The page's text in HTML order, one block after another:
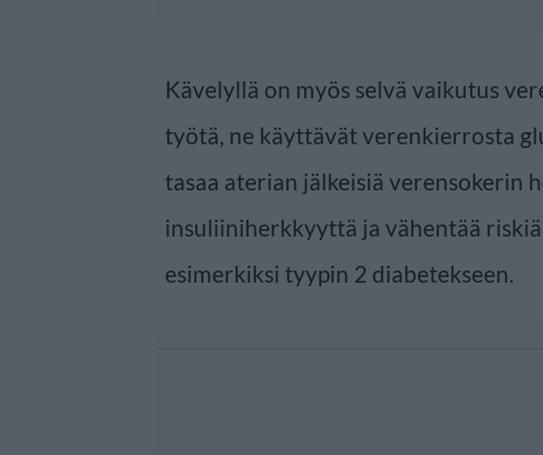
Kävelyllä on myös selvä vaikutus
työtä, ne käyttävät verenkierrosta
tasaa aterian jälkeisiä verensokerin
insuliiniherkkyyttä ja vähentää
esimerkiksi tyypin 2 diabetekseen.